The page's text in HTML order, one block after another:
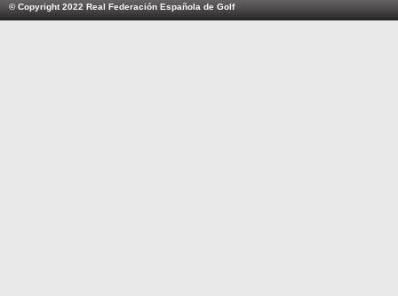
© Copyright 2022 Real Federación Española de Golf